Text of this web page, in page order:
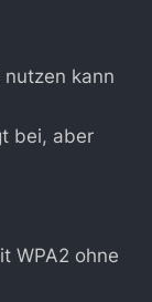
nutzen kann
bei, aber
WPA2 ohne